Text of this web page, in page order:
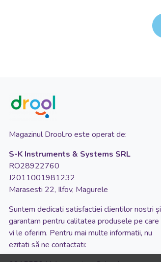
Magazinul Drool.ro este operat de:
S-K Instruments & Systems SRL
RO28922760
J2011001981232
Marasesti 22, Ilfov, Magurele
Suntem dedicati satisfactiei clientilor nostri și
garantam pentru calitatea produsele pe care
vi le oferim. Pentru mai multe informatii, nu
ezitati să ne contactati: